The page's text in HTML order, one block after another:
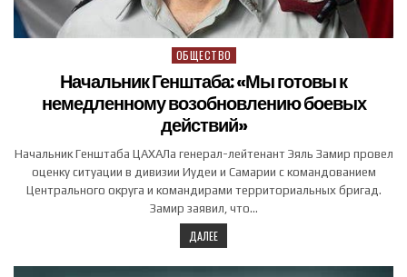
Posted in
ОБЩЕСТВО
Начальник Генштаба: «Мы готовы к
немедленному возобновлению боевых
действий»
Начальник Генштаба ЦАХАЛа генерал-лейтенант Эяль Замир провел
оценку ситуации в дивизии Иудеи и Самарии с командованием
Центрального округа и командирами территориальных бригад.
Замир заявил, что…
ДАЛЕЕ